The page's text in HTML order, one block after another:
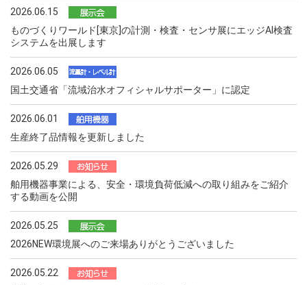
2026.06.15
ものづくりワールド[東京]の計測・検査・センサ展にエッジAI検査
システムを出展します
2026.06.05
国土交通省「流域治水オフィシャルサポーター」に認定
2026.06.01
生産終了品情報を更新しました
2026.05.29
舶用機器事業による、安全・環境負荷低減への取り組みをご紹介
する動画を公開
2026.05.25
2026NEW環境展へのご来場ありがとうございました
2026.05.22